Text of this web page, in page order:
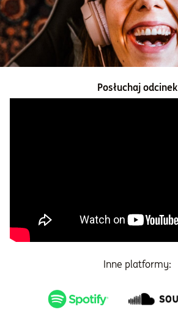
Informacje i dokumenty
O nas
Posłuchaj odcinek
Inne platformy: